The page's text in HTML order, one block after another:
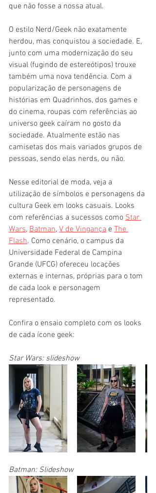
que não fosse a nossa atual.
O estilo Nerd/Geek não exatamente
herdou, mas conquistou a sociedade. E,
junto com uma modernização do seu
visual (fugindo de estereótipos) trouxe
também uma nova tendência. Com a
popularização de personagens de
histórias em Quadrinhos, dos games e
do cinema, roupas com referências ao
universo geek caíram no gosto da
sociedade. Atualmente estão nas
camisetas dos mais variados grupos de
pessoas, sendo elas nerds, ou não.
Nesse editorial de moda, veja a
utilização de símbolos e personagens da
cultura Geek em looks casuais. Looks
com referências a sucessos como Star
Wars, Batman, V de Vingança e The
Flash. Como cenário, o campus da
Universidade Federal de Campina
Grande (UFCG) ofereceu locações
externas e internas, próprias para o tom
de cada look e personagem
representado.
Confira o ensaio completo com os looks
de cada ícone geek:
Star Wars: slideshow
Batman: Slideshow